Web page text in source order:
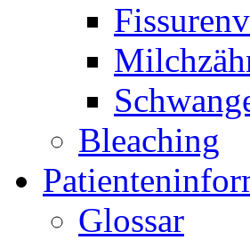
Bleaching
Glossar